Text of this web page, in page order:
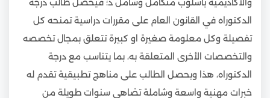
والأكاديمية بأسلوب متكامل وشامل د؛ فيحصل طالب درجة
الدكتوراه في القانون العام على مقررات دراسية تمنحه كل
تفصيلة وكل معلومة صغيرة او كبيرة تتعلق بمجال تخصصه
والتخصصات الأخرى المتعلقة به، بما يتناسب مع درجة
الدكتوراه، هذا ويحصل الطالب على مناهج تطبيقية تقدم له
خبرات مهنية واسعة وشاملة تضاهي سنوات طويلة من